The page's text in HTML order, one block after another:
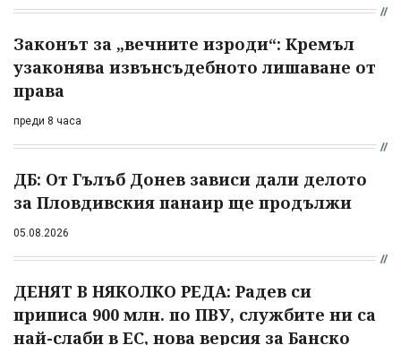
Законът за „вечните изроди“: Кремъл
узаконява извънсъдебното лишаване от
права
преди 8 часа
ДБ: От Гълъб Донев зависи дали делото
за Пловдивския панаир ще продължи
05.08.2026
ДЕНЯТ В НЯКОЛКО РЕДА: Радев си
приписа 900 млн. по ПВУ, службите ни са
най-слаби в ЕС, нова версия за Банско